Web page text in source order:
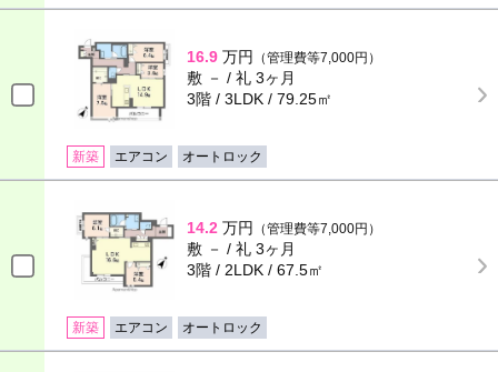
16.9 万円 （管理費等7,000円）
敷 － / 礼 3ヶ月
3階 / 3LDK / 79.25㎡
新築 エアコン オートロック
14.2 万円 （管理費等7,000円）
敷 － / 礼 3ヶ月
3階 / 2LDK / 67.5㎡
新築 エアコン オートロック